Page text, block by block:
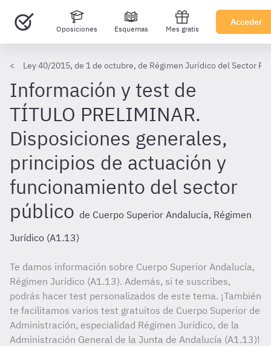
Oposiciones Esquemas Mes gratis
Acceder
Ley 40/2015, de 1 de octubre, de Régimen Jurídico del Sector
Información y test de
TÍTULO PRELIMINAR.
Disposiciones generales,
principios de actuación y
funcionamiento del sector
público de Cuerpo Superior Andalucía, Régimen
Jurídico (A1.13)
Te damos información sobre Cuerpo Superior Andalucía,
Régimen Jurídico (A1.13). Además, si te suscribes,
podrás hacer test personalizados de este tema. ¡También
te facilitamos varios test gratuitos de Cuerpo Superior de
Administración, especialidad Régimen Jurídico, de la
Administración General de la Junta de Andalucía (A1.13)!